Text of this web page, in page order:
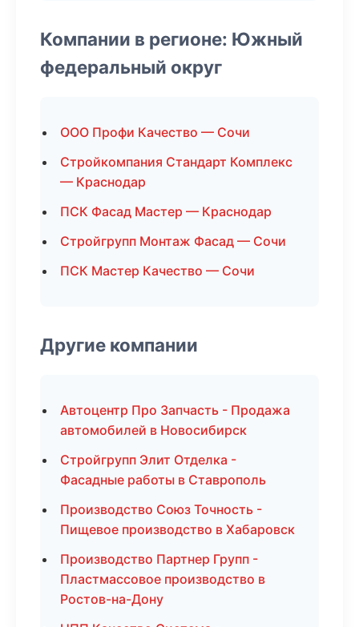
Компании в регионе: Южный
федеральный округ
ООО Профи Качество — Сочи
Стройкомпания Стандарт Комплекс
— Краснодар
ПСК Фасад Мастер — Краснодар
Стройгрупп Монтаж Фасад — Сочи
ПСК Мастер Качество — Сочи
Другие компании
Автоцентр Про Запчасть - Продажа
автомобилей в Новосибирск
Стройгрупп Элит Отделка -
Фасадные работы в Ставрополь
Производство Союз Точность -
Пищевое производство в Хабаровск
Производство Партнер Групп -
Пластмассовое производство в
Ростов-на-Дону